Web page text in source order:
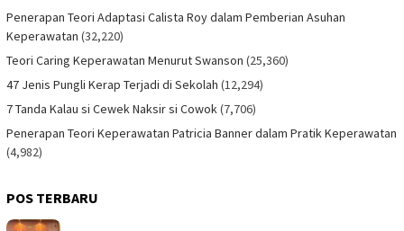
Penerapan Teori Adaptasi Calista Roy dalam Pemberian Asuhan
Keperawatan (32,220)
Teori Caring Keperawatan Menurut Swanson (25,360)
47 Jenis Pungli Kerap Terjadi di Sekolah (12,294)
7 Tanda Kalau si Cewek Naksir si Cowok(7,706)
Penerapan Teori Keperawatan Patricia Banner dalam Pratik Keperawatan
(4,982)
POS TERBARU